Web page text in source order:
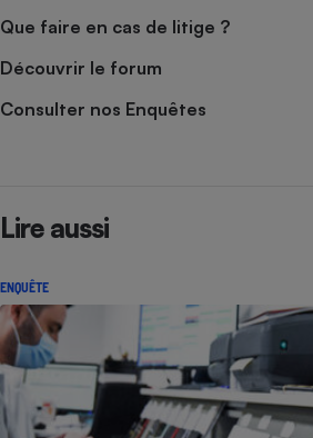
Que faire en cas de litige ?
Découvrir le forum
Consulter nos Enquêtes
Lire aussi
ENQUÊTE